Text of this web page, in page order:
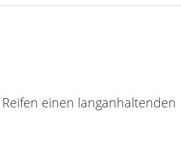
einen langanhaltenden